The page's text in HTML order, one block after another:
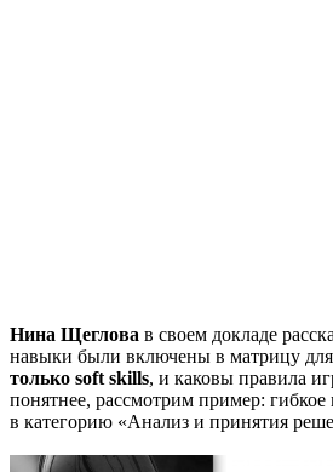
Нина Щеглова в своем докладе
навыки были включены в матрицу
только soft skills, и каковы правила
понятнее, рассмотрим пример:
в категорию «Анализ и принятия